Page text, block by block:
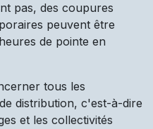
pas, des coupures
peuvent être
de pointe en
tous les
distribution, c'est-à-dire
et les collectivités